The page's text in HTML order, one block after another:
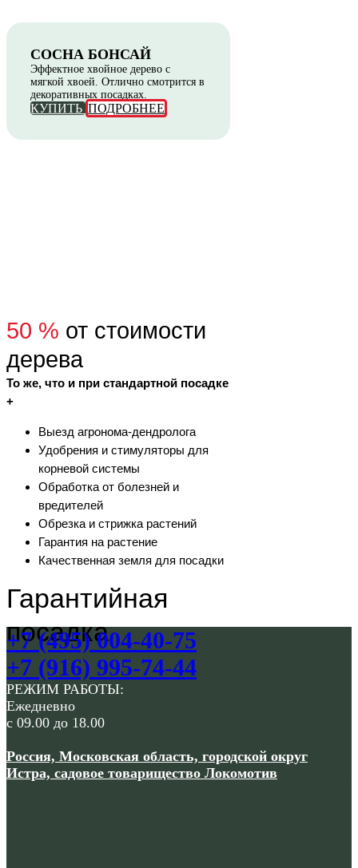
50 % от стоимости
дерева
То же, что и при стандартной посадке
+
Выезд агронома-дендролога
Удобрения и стимуляторы для
корневой системы
Обработка от болезней и
вредителей
Обрезка и стрижка растений
Гарантия на растение
Качественная земля для посадки
Гарантийная
посадка
СОСНА БОНСАЙ
Эффектное хвойное дерево с
мягкой хвоей. Отлично смотрится в
декоративных посадках.
КУПИТЬ ПОДРОБНЕЕ
+7 (495) 004-40-75
+7 (916) 995-74-44
РЕЖИМ РАБОТЫ:
Ежедневно
с 09.00 до 18.00
Россия, Московская область, городской округ
Истра, садовое товарищество Локомотив